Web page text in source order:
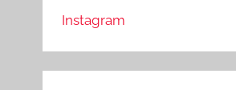
Instagram